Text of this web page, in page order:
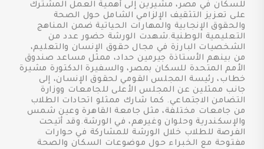
للسكان في مصر، مشيرين إلى أهمية العمل المشترك
على تعزيز التثقيف الإلزامي الشامل حول الصحة
والحقوق الإنجابية والمهارات الحياتية ضمن المناهج
التعليمية الوطنية.شهدت الورشة حضور عدد من
الشخصيات البارزة في مجال حقوق الإنسان والتعليم،
من بينهم الأستاذة جيرمين حداد، ممثل مساعد صندوق
الأمم المتحدة للسكان بمصر، والسفيرة الدكتورة مشيرة
خطاب، رئيسة المجلس القومي لحقوق الإنسان، إلى
جانب ممثلين عن المجلس الأعلى للجامعات ووزارة
التضامن الاجتماعي. كما شارك ممثلو اتحادات الطلاب
من جامعات مختلفة، مثل جامعة القاهرة وعين شمس
والإسكندرية وحلوان وغيرهم، في الورشة.وقد أتيحت
الفرصة للطلاب خلال الورشة للمشاركة في حوارات
مفتوحة مع الخبراء حول موضوعات السكان والصحة